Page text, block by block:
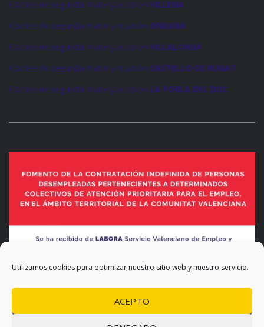
Utilizamos cookies para optimizar nuestro sitio web y nuestro servicio.
ACEPTO
Coches de segunda mano y ocasión VILLENA
Coches de segunda mano y ocasión ONDARA
Coches de segunda mano y ocasión VILLALONGA
Coches de segunda mano y ocasión CASTELLO DE RUGAT
Coches de segunda mano y ocasión LA POBLA DEL DUC